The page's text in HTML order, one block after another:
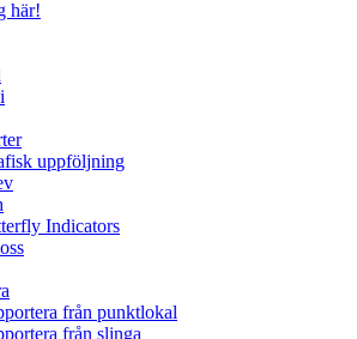
här!
uppföljning
Indicators
från punktlokal
från slinga